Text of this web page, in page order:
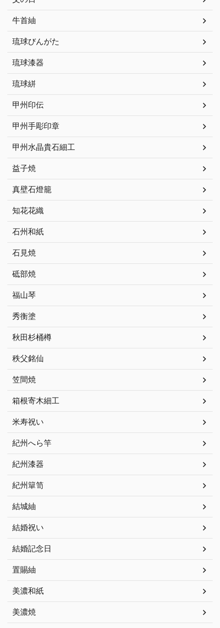
牛首紬
琉球びんがた
琉球漆器
琉球絣
甲州印伝
甲州手彫印章
甲州水晶貴石細工
益子焼
真壁石燈籠
知花花織
石州和紙
石見焼
砥部焼
福山琴
秀衡塗
秋田杉桶樽
秩父銘仙
笠間焼
箱根寄木細工
米寿祝い
紀州へら竿
紀州漆器
紀州簞笥
結城紬
結婚祝い
結婚記念日
置賜紬
美濃和紙
美濃焼